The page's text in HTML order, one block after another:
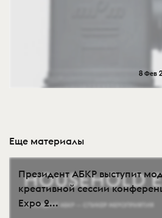
8 Фев
Еще материалы
Президент АБКР выступит
креативной сессии
Expo 2...